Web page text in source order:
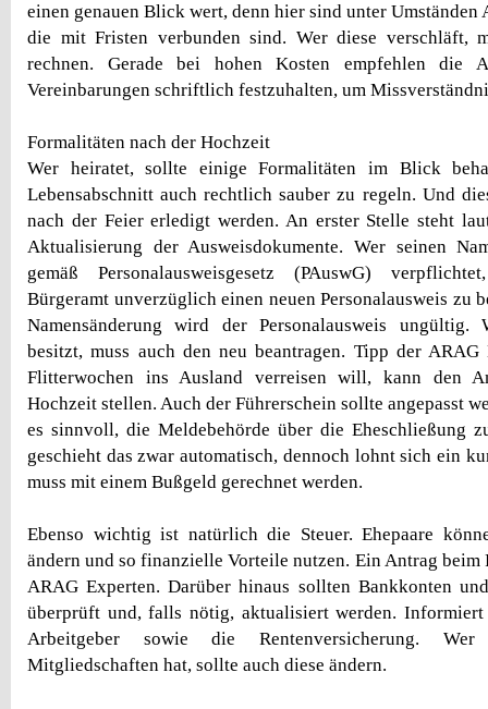
einen genauen Blick wert, denn hier sind unter Umständen
die mit Fristen verbunden sind. Wer diese verschläft,
rechnen. Gerade bei hohen Kosten empfehlen die
Vereinbarungen schriftlich festzuhalten, um
Formalitäten nach der Hochzeit
Wer heiratet, sollte einige Formalitäten im Blick
Lebensabschnitt auch rechtlich sauber zu regeln. Und
nach der Feier erledigt werden. An erster Stelle steht
Aktualisierung der Ausweisdokumente. Wer seinen
gemäß Personalausweisgesetz (PAuswG)
Bürgeramt unverzüglich einen neuen Personalausweis zu
Namensänderung wird der Personalausweis ungültig.
besitzt, muss auch den neu beantragen. Tipp der
Flitterwochen ins Ausland verreisen will, kann den
Hochzeit stellen. Auch der Führerschein sollte angepasst
es sinnvoll, die Meldebehörde über die Eheschließung
geschieht das zwar automatisch, dennoch lohnt sich ein
muss mit einem Bußgeld gerechnet werden.
Ebenso wichtig ist natürlich die Steuer. Ehepaare
ändern und so finanzielle Vorteile nutzen. Ein Antrag beim
ARAG Experten. Darüber hinaus sollten Bankkonten
überprüft und, falls nötig, aktualisiert werden. Informiert
Arbeitgeber sowie die Rentenversicherung. Wer
Mitgliedschaften hat, sollte auch diese ändern.